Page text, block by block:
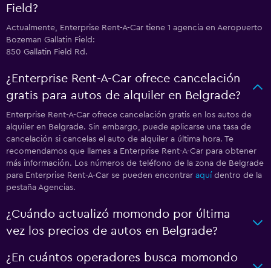
Field?
Actualmente, Enterprise Rent-A-Car tiene 1 agencia en Aeropuerto
Bozeman Gallatin Field:
850 Gallatin Field Rd.
¿Enterprise Rent-A-Car ofrece cancelación
gratis para autos de alquiler en Belgrade?
Enterprise Rent-A-Car ofrece cancelación gratis en los autos de
alquiler en Belgrade. Sin embargo, puede aplicarse una tasa de
cancelación si cancelas el auto de alquiler a última hora. Te
recomendamos que llames a Enterprise Rent-A-Car para obtener
más información. Los números de teléfono de la zona de Belgrade
para Enterprise Rent-A-Car se pueden encontrar aquí dentro de la
pestaña Agencias.
¿Cuándo actualizó momondo por última
vez los precios de autos en Belgrade?
¿En cuántos operadores busca momondo